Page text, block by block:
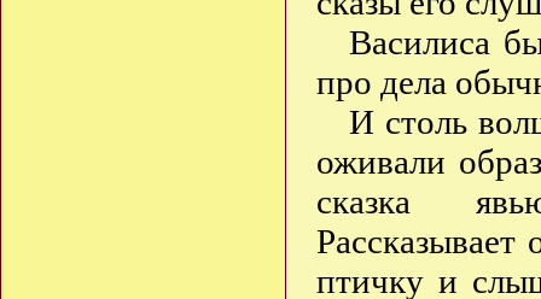
Василиса
про дела
И столь
оживали
сказка
птичку и